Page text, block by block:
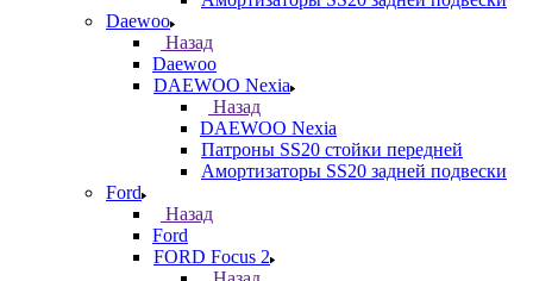
Daewoo
Назад
Daewoo
DAEWOO Nexia
Назад
DAEWOO Nexia
Патроны SS20 стойки передней
Амортизаторы SS20 задней подвески
Ford
Назад
Ford
FORD Focus 2